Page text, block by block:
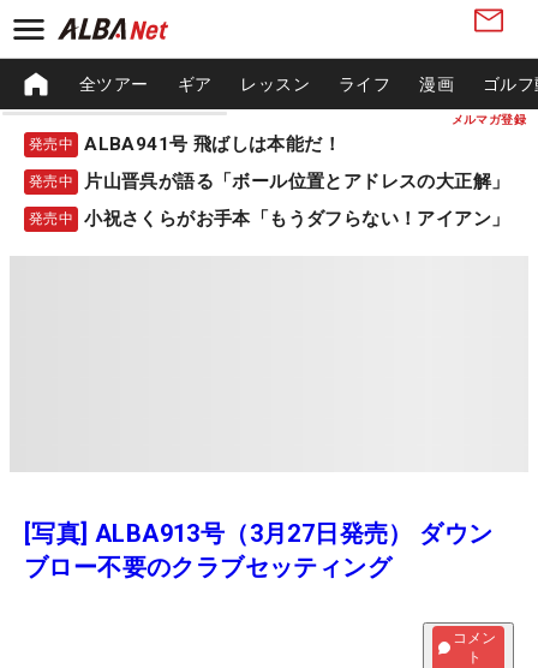
メルマガ登録
全ツアー ギア レッスン ライフ 漫画 ゴル
発売中 ALBA941号 飛ばしは本能だ！
発売中 片山晋呉が語る「ボール位置とアドレスの大正解」
発売中 小祝さくらがお手本「もうダフらない！アイアン」
[写真] ALBA913号（3月27日発売） ダウン
ブロー不要のクラブセッティング
コメン
ト